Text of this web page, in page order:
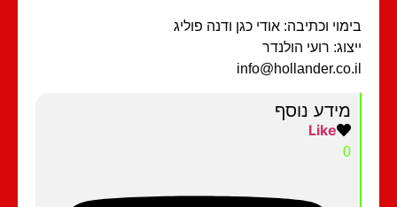
וכתיבה: אודי כגן ודנה פוליג
רועי הולנדר
מידע נוסף